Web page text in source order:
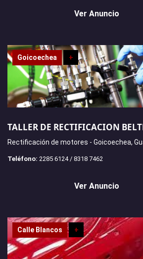
Ver Anuncio
Goicoechea +
TALLER DE RECTIFICACION
Rectificación de motores - Goicoechea,
Teléfono: 2285 6124 / 8318 7462
Ver Anuncio
Calle Blancos +